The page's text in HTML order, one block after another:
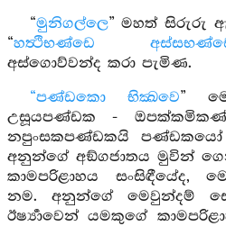
“මුනිගල්ලෙ” මහත් සිරුරු
“හත්‍ථිභණ්ඩෙ
අස්ගොව්වන්ද කරා පැමිණ.
“පණ්ඩකො භික්‍ඛවෙ”
උසූයපණ්ඩක -
නපුංසකපණ්ඩකයි පණ්ඩකයෝ
අනුන්ගේ අඞ්ගජාතය මුවින්
කාමපරිළාහය සංසිඳීයේද,
නම. අනුන්ගේ මෙවුන්දම්
ඊර්‍ෂ්‍යාවෙන් යමකුගේ